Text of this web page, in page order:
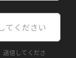
送信してくださ